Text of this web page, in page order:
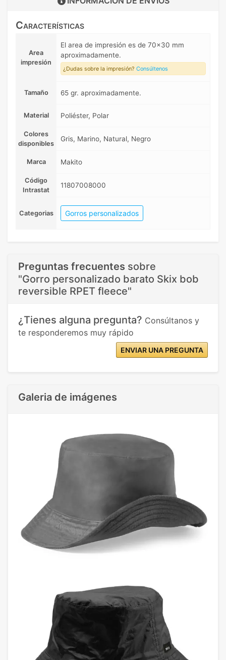
Características
Area
impresión
El area de impresión es de 70x30 mm
aproximadamente.
¿Dudas sobre la impresión? Consúltenos
Tamaño 65 gr. aproximadamente.
Material Poliéster, Polar
Colores
disponibles
Gris, Marino, Natural, Negro
Marca Makito
Código
Intrastat
11807008000
Categorias Gorros personalizados
Preguntas frecuentes sobre
"Gorro personalizado barato Skix bob
reversible RPET fleece"
¿Tienes alguna pregunta? Consúltanos y
te responderemos muy rápido
ENVIAR UNA PREGUNTA
Galeria de imágenes